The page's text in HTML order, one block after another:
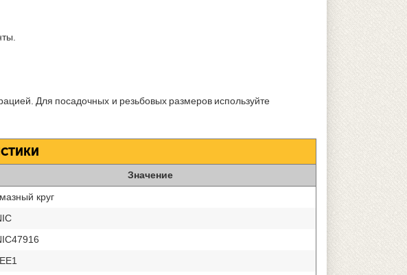
Для посадочных и резьбовых размеров используйте
Значение
круг